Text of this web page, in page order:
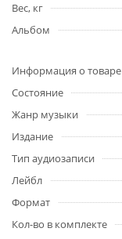
Вес, кг
Альбом
Информация о товаре
Состояние
Жанр музыки
Издание
Тип аудиозаписи
Лейбл
Формат
Кол-во в комплекте